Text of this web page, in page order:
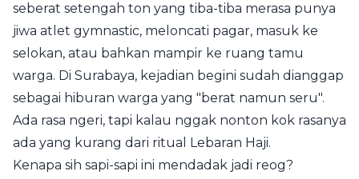
seberat setengah ton yang tiba-tiba merasa punya
jiwa atlet gymnastic, meloncati pagar, masuk ke
selokan, atau bahkan mampir ke ruang tamu
warga. Di Surabaya, kejadian begini sudah dianggap
sebagai hiburan warga yang "berat namun seru".
Ada rasa ngeri, tapi kalau nggak nonton kok rasanya
ada yang kurang dari ritual Lebaran Haji.
Kenapa sih sapi-sapi ini mendadak jadi reog?